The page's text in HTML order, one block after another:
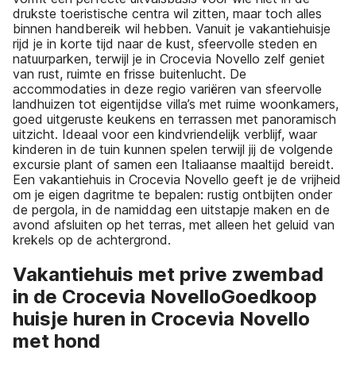
drukste toeristische centra wil zitten, maar toch alles
binnen handbereik wil hebben. Vanuit je vakantiehuisje
rijd je in korte tijd naar de kust, sfeervolle steden en
natuurparken, terwijl je in Crocevia Novello zelf geniet
van rust, ruimte en frisse buitenlucht. De
accommodaties in deze regio variëren van sfeervolle
landhuizen tot eigentijdse villa’s met ruime woonkamers,
goed uitgeruste keukens en terrassen met panoramisch
uitzicht. Ideaal voor een kindvriendelijk verblijf, waar
kinderen in de tuin kunnen spelen terwijl jij de volgende
excursie plant of samen een Italiaanse maaltijd bereidt.
Een vakantiehuis in Crocevia Novello geeft je de vrijheid
om je eigen dagritme te bepalen: rustig ontbijten onder
de pergola, in de namiddag een uitstapje maken en de
avond afsluiten op het terras, met alleen het geluid van
krekels op de achtergrond.
Vakantiehuis met prive zwembad
in de Crocevia NovelloGoedkoop
huisje huren in Crocevia Novello
met hond